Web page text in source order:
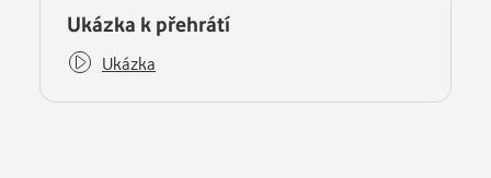
Ukázka k přehrátí
Ukázka